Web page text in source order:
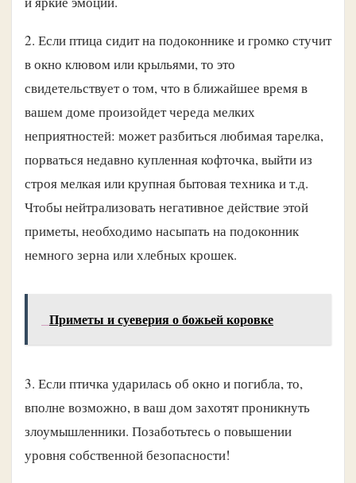
2. Если птица сидит на подоконнике и громко стучит
в окно клювом или крыльями, то это
свидетельствует о том, что в ближайшее время в
вашем доме произойдет череда мелких
неприятностей: может разбиться любимая тарелка,
порваться недавно купленная кофточка, выйти из
строя мелкая или крупная бытовая техника и т.д.
Чтобы нейтрализовать негативное действие этой
приметы, необходимо насыпать на подоконник
немного зерна или хлебных крошек.
Приметы и суеверия о божьей коровке
3. Если птичка ударилась об окно и погибла, то,
вполне возможно, в ваш дом захотят проникнуть
злоумышленники. Позаботьтесь о повышении
уровня собственной безопасности!